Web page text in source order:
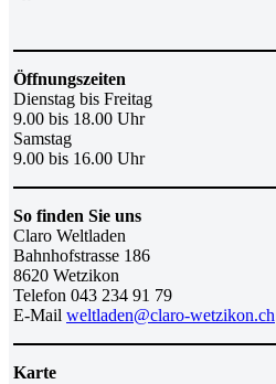
Öffnungszeiten
Dienstag bis Freitag
9.00 bis 18.00 Uhr
Samstag
9.00 bis 16.00 Uhr
So finden Sie uns
Claro Weltladen
Bahnhofstrasse 186
8620 Wetzikon
Telefon 043 234 91 79
E-Mail weltladen@claro-wetzikon.ch
Karte